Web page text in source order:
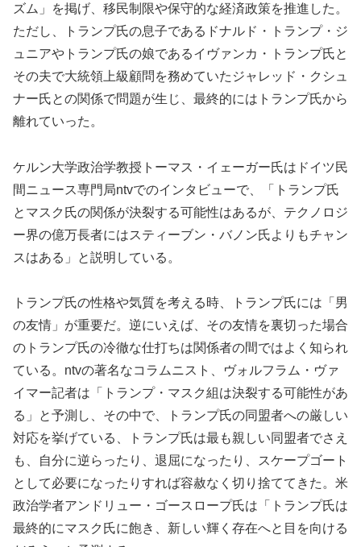
ズム」を掲げ、移民制限や保守的な経済政策を推進した。
ただし、トランプ氏の息子であるドナルド・トランプ・ジ
ュニアやトランプ氏の娘であるイヴァンカ・トランプ氏と
その夫で大統領上級顧問を務めていたジャレッド・クシュ
ナー氏との関係で問題が生じ、最終的にはトランプ氏から
離れていった。
ケルン大学政治学教授トーマス・イェーガー氏はドイツ民
間ニュース専門局ntvでのインタビューで、「トランプ氏
とマスク氏の関係が決裂する可能性はあるが、テクノロジ
ー界の億万長者にはスティーブン・バノン氏よりもチャン
スはある」と説明している。
トランプ氏の性格や気質を考える時、トランプ氏には「男
の友情」が重要だ。逆にいえば、その友情を裏切った場合
のトランプ氏の冷徹な仕打ちは関係者の間ではよく知られ
ている。ntvの著名なコラムニスト、ヴォルフラム・ヴァ
イマー記者は「トランプ・マスク組は決裂する可能性があ
る」と予測し、その中で、トランプ氏の同盟者への厳しい
対応を挙げている、トランプ氏は最も親しい同盟者でさえ
も、自分に逆らったり、退屈になったり、スケープゴート
として必要になったりすれば容赦なく切り捨ててきた。米
政治学者アンドリュー・ゴースロープ氏は「トランプ氏は
最終的にマスク氏に飽き、新しい輝く存在へと目を向ける